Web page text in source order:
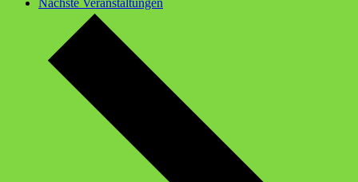
Nächste Veranstaltungen